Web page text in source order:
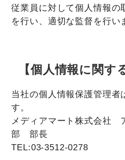
従業員に対して個人情報の
を行い、適切な監督を行い
【個人情報に関す
当社の個人情報保護管理者
す。
メディアマート株式会社
部 部長
TEL:03-3512-0278